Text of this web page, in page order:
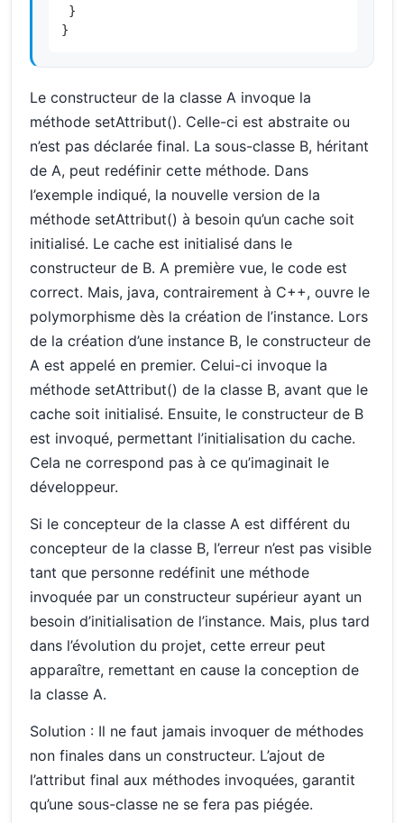
}
}
Le constructeur de la classe A invoque la
méthode setAttribut(). Celle-ci est abstraite ou
n’est pas déclarée final. La sous-classe B, héritant
de A, peut redéfinir cette méthode. Dans
l’exemple indiqué, la nouvelle version de la
méthode setAttribut() à besoin qu’un cache soit
initialisé. Le cache est initialisé dans le
constructeur de B. A première vue, le code est
correct. Mais, java, contrairement à C++, ouvre le
polymorphisme dès la création de l’instance. Lors
de la création d’une instance B, le constructeur de
A est appelé en premier. Celui-ci invoque la
méthode setAttribut() de la classe B, avant que le
cache soit initialisé. Ensuite, le constructeur de B
est invoqué, permettant l’initialisation du cache.
Cela ne correspond pas à ce qu’imaginait le
développeur.
Si le concepteur de la classe A est différent du
concepteur de la classe B, l’erreur n’est pas visible
tant que personne redéfinit une méthode
invoquée par un constructeur supérieur ayant un
besoin d’initialisation de l’instance. Mais, plus tard
dans l’évolution du projet, cette erreur peut
apparaître, remettant en cause la conception de
la classe A.
Solution : Il ne faut jamais invoquer de méthodes
non finales dans un constructeur. L’ajout de
l’attribut final aux méthodes invoquées, garantit
qu’une sous-classe ne se fera pas piégée.